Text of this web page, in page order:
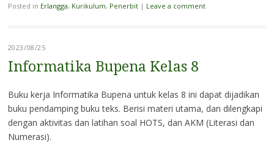
Posted in Erlangga, Kurikulum, Penerbit | Leave a comment
2023/08/25
Informatika Bupena Kelas 8
Buku kerja Informatika Bupena untuk kelas 8 ini dapat dijadikan
buku pendamping buku teks. Berisi materi utama, dan dilengkapi
dengan aktivitas dan latihan soal HOTS, dan AKM (Literasi dan
Numerasi).